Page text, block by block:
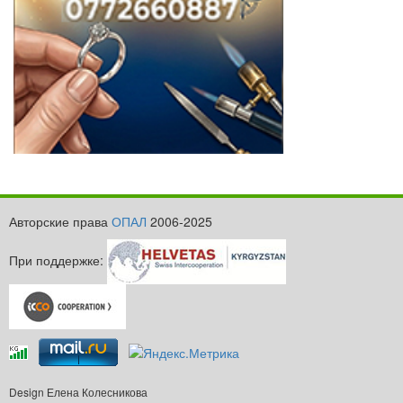
Авторские права ОПАЛ 2006-2025
При поддержке:
Design Елена Колесникова